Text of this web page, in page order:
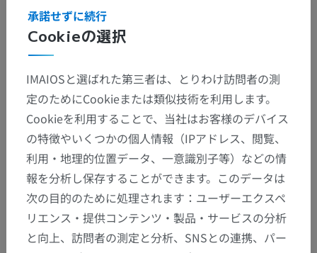
Cookieの選択
承諾せずに続行
IMAIOSと選ばれた第三者は、とりわけ訪問者の測
定のためにCookieまたは類似技術を利用します。
Cookieを利用することで、当社はお客様のデバイス
の特徴やいくつかの個人情報（IPアドレス、閲覧、
利用・地理的位置データ、一意識別子等）などの情
報を分析し保存することができます。このデータは
次の目的のために処理されます：ユーザーエクスペ
リエンス・提供コンテンツ・製品・サービスの分析
と向上、訪問者の測定と分析、SNSとの連携、パー